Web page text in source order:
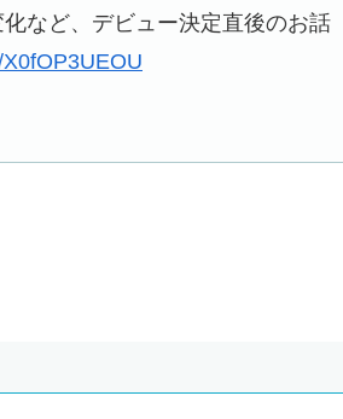
など、デビュー決定直後のお話